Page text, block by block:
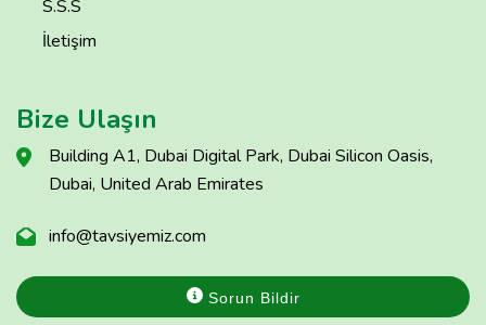
S.S.S
İletişim
Bize Ulaşın
Building A1, Dubai Digital Park, Dubai Silicon Oasis,
Dubai, United Arab Emirates
info@tavsiyemiz.com
Sorun Bildir